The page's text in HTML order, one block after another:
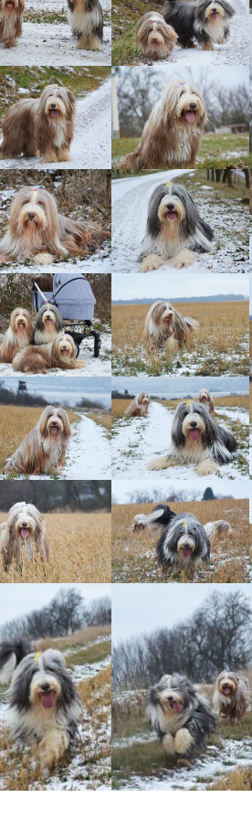
Vrh „L“
Vrh „K“
Vrh „J“
Vrh „I“
Vrh „H“ – externí vrh
Vrh „G“
Vrh „F“
Vrh „E“
Vrh „D“
Vrh „C“
Vrh „B“
Vrh „A“
Jon Snow
Iowerth
Fercart Cidaris
Štěňátka